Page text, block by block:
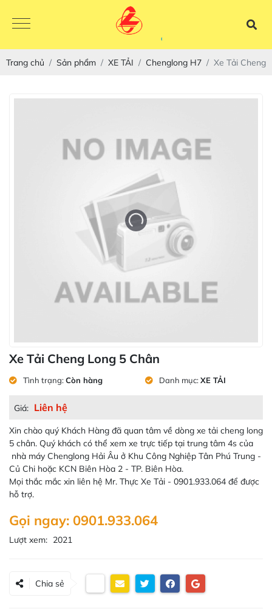
Trang chủ Sản phẩm XE TẢI Chenglong H7 Xe Tải Cheng
Xe Tải Cheng Long 5 Chân
Tình trạng:Còn hàng Danh mục:XE TẢI
Giá: Liên hệ
Xin chào quý Khách Hàng đã quan tâm về dòng xe tải cheng long
5 chân. Quý khách có thể xem xe trực tiếp tại trung tâm 4s của
nhà máy Chenglong Hải Âu ở Khu Công Nghiệp Tân Phú Trung -
Củ Chi hoặc KCN Biên Hòa 2 - TP. Biên Hòa.
Mọi thắc mắc xin liên hệ Mr. Thực Xe Tải - 0901.933.064 để được
hỗ trợ.
Gọi ngay: 0901.933.064
Lượt xem: 2021
Chia sẻ